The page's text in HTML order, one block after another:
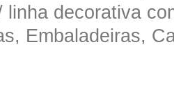
linha decorativa
Embaladeiras,